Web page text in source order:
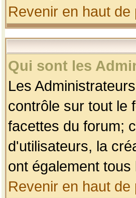
Revenir en haut de
Qui sont les
Les
contrôle sur tout le
facettes du forum;
d'utilisateurs, la
ont également
Revenir en haut de